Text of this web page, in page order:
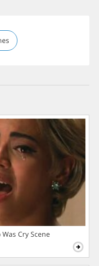
Cry Scene